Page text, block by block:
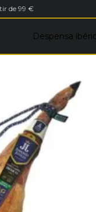
de 99 €
Despensa